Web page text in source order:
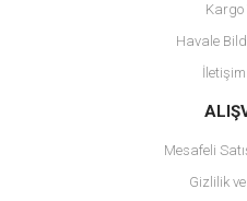
Ürün açıklamasında eksik
Ürün bilgilerinde hatalar
Ürün fiyatı diğer sitelerden
Bu ürüne benzer farklı
Kargo
Havale
Mesafeli
Gizlilik